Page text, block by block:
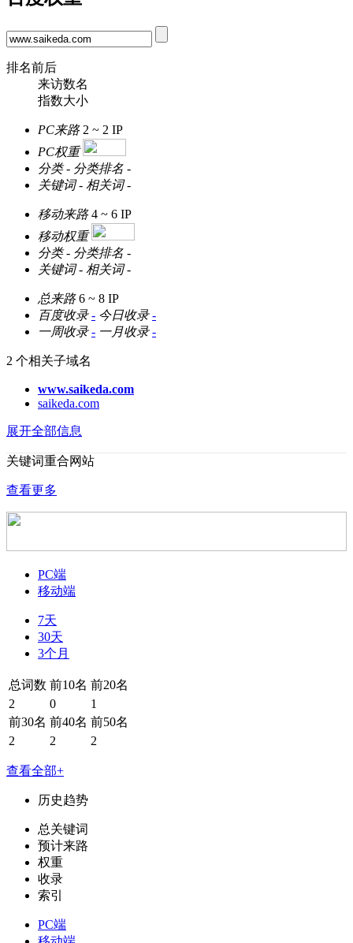
排名前后
来访数名
指数大小
PC来路 2 ~ 2 IP
PC权重
分类 - 分类排名 -
关键词 - 相关词 -
移动来路 4 ~ 6 IP
移动权重
分类 - 分类排名 -
关键词 - 相关词 -
总来路 6 ~ 8 IP
百度收录 - 今日收录 -
一周收录 - 一月收录 -
2 个相关子域名
www.saikeda.com
saikeda.com
展开全部信息
关键词重合网站
查看更多
PC端
移动端
7天
30天
3个月
总词数 前10名 前20名
2
0
1
前30名 前40名 前50名
2
2 2
查看全部+
历史趋势
总关键词
预计来路
权重
收录
索引
PC端